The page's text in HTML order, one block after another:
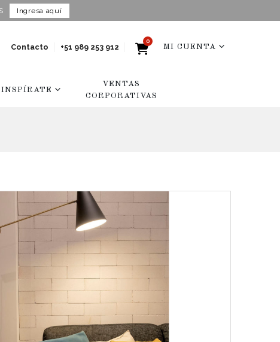
Ingresa aquí
Contacto +51 989 253 912
0
MI CUENTA
INSPÍRATE
VENTAS
CORPORATIVAS